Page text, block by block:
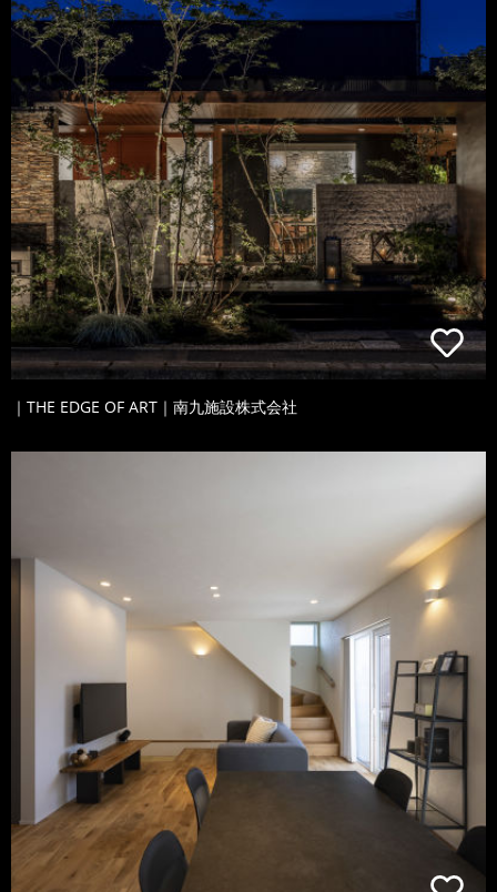
｜THE EDGE OF ART｜南九施設株式会社